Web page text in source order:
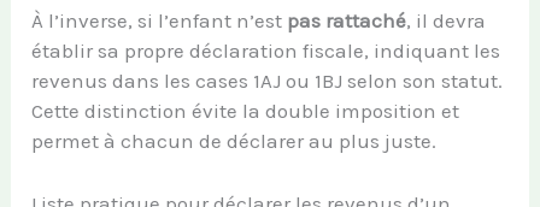
À l’inverse, si l’enfant n’est pas rattaché, il devra
établir sa propre déclaration fiscale, indiquant les
revenus dans les cases 1AJ ou 1BJ selon son statut.
Cette distinction évite la double imposition et
permet à chacun de déclarer au plus juste.